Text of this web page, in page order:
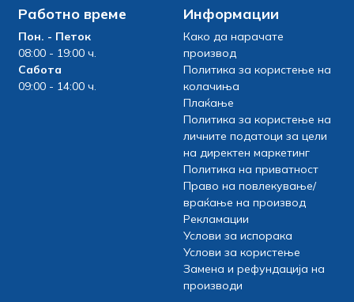
Работно време
Пон. - Петок
08:00 - 19:00 ч.
Сабота
09:00 - 14:00 ч.
Информации
Како да нарачате
производ
Политика за користење на
колачиња
Плаќање
Политика за користење на
личните податоци за цели
на директен маркетинг
Политика на приватност
Право на повлекување/
враќање на производ
Рекламации
Услови за испорака
Услови за користење
Замена и рефундација на
производи